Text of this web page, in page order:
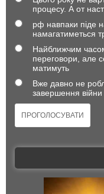
процесу. А от
рф навпаки піде
намагатиметься
Найближчим
переговори, але
матимуть
Вже давно не
завершення війни